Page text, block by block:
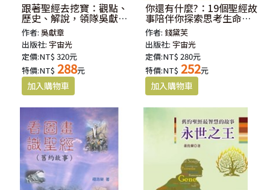
跟著聖經去挖寶：觀點、
歷史、解說，領隊吳獻章
教授帶你全景讀聖經
作者:吳獻章
出版社: 宇宙光
定價:NT$ 320元
特價:NT$ 288元
你還有什麼?：19個聖經故
事陪伴你探索思考生命的
出路
作者:錢黛芙
出版社: 宇宙光
定價:NT$ 280元
特價:NT$ 252元